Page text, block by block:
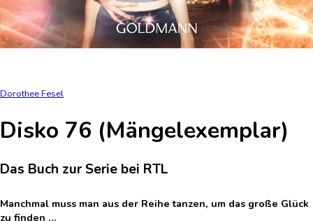
Dorothee Fesel
Disko 76 (Mängelexemplar)
Das Buch zur Serie bei RTL
Manchmal muss man aus der Reihe tanzen, um das große Glück
zu finden ...